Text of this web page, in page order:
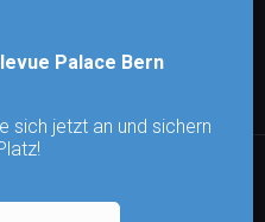
Palace Bern
sich jetzt an und sichern